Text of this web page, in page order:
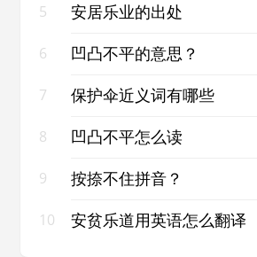
5 安居乐业的出处
6 凹凸不平的意思？
7 保护伞近义词有哪些
8 凹凸不平怎么读
9 按捺不住拼音？
10 安贫乐道用英语怎么翻译